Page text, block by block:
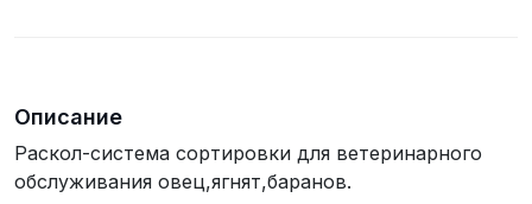
Описание
Раскол-система сортировки для ветеринарного
обслуживания овец,ягнят,баранов.